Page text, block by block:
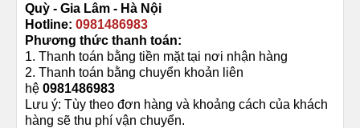
Quỳ - Gia Lâm - Hà Nội
Hotline: 0981486983
Phương thức thanh toán:
1. Thanh toán bằng tiền mặt tại nơi nhận hàng
2. Thanh toán bằng chuyển khoản liên
hệ 0981486983
Lưu ý: Tùy theo đơn hàng và khoảng cách của khách
hàng sẽ thu phí vận chuyển.